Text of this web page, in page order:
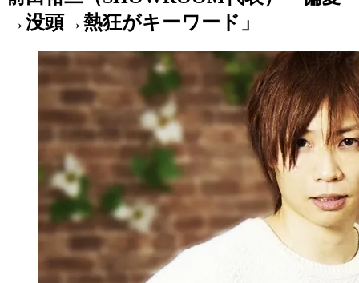
→没頭→熱狂がキーワード」